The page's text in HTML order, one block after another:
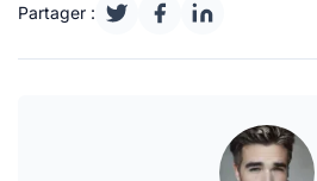
Partager :